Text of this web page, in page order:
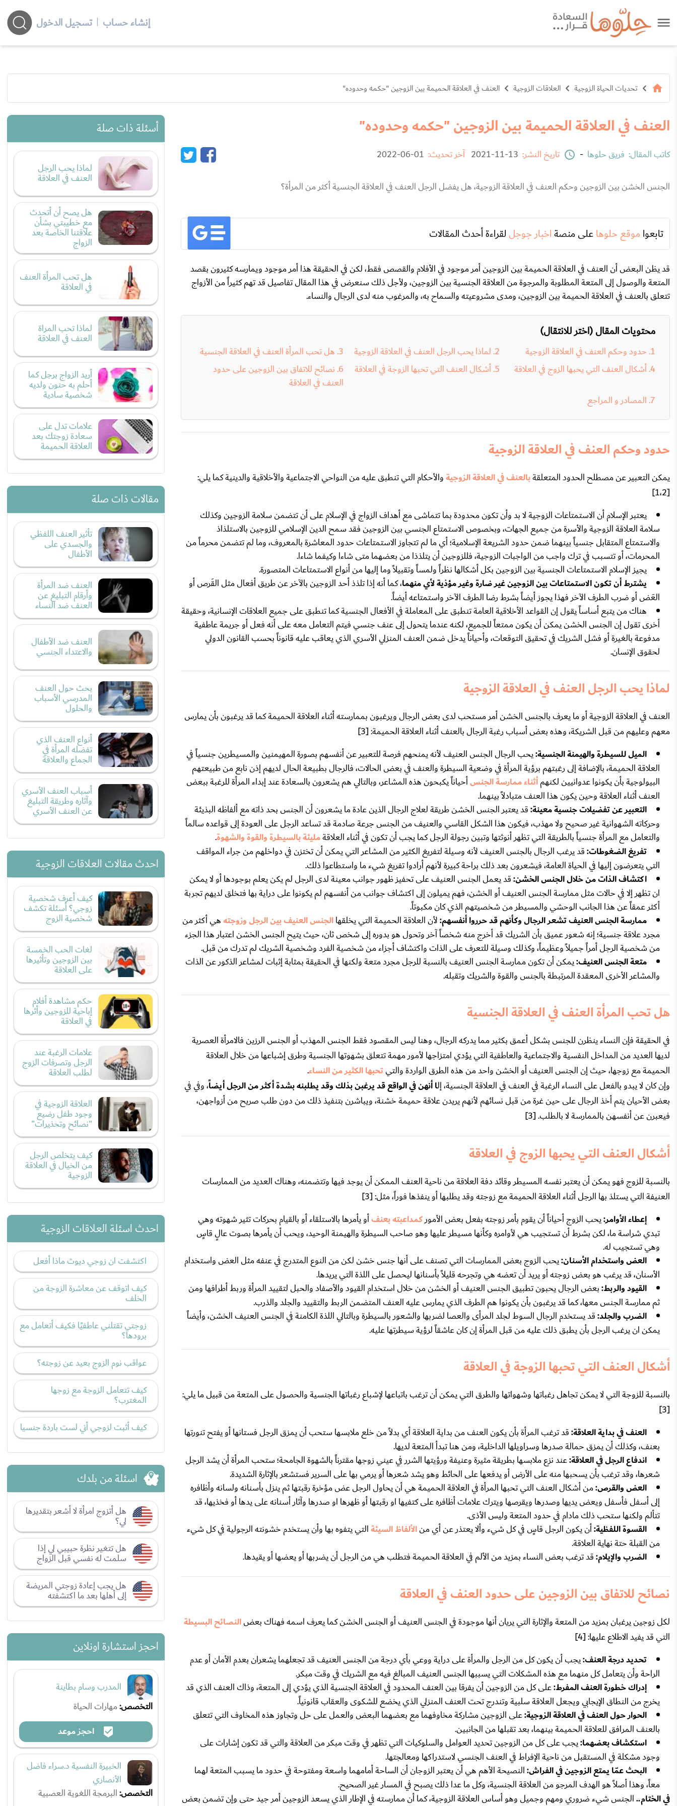
إنشاء حساب | تسجيل الدخول
تحديات الحياة الزوجية العلاقات الزوجية العنف في العلاقة الحميمة بين الزوجين "حكمه وحدوده"
العنف في العلاقة الحميمة بين الزوجين "حكمه وحدوده"
كاتب المقال: فريق حلوها - تاريخ النشر: 13-11-2021 آخر تحديث: 01-06-2022
الجنس الخشن بين الزوجين وحكم العنف في العلاقة الزوجية، هل يفضل الرجل العنف في العلاقة الجنسية أكثر من المرأة؟
تابعوا موقع حلوهاعلى منصةاخبار جوجل لقراءة أحدث المقالات
قد يظن البعض أن العنف في العلاقة الحميمة بين الزوجين أمر موجود في الأفلام والقصص فقط، لكن في الحقيقة هذا أمر موجود ويمارسه كثيرون بقصد
المتعة والوصول إلى المتعة المطلوبة والمرجوة من العلاقة الجنسية بين الزوجين، ولأجل ذلك سنعرض في هذا المقال تفاصيل قد تهم كثيراً من الأزواج
تتعلق بالعنف في العلاقة الحميمة بين الزوجين، ومدى مشروعيته والسماح به، والمرغوب منه لدى الرجال والنساء.
محتويات المقال (اختر للانتقال)
حدود وحكم العنف في العلاقة الزوجية لماذا يحب الرجل العنف في العلاقة الزوجية
هل تحب المرأة العنف في العلاقة الجنسية
أشكال العنف التي يحبها الزوج في العلاقة
أشكال العنف التي تحبها الزوجة في العلاقة
نصائح للاتفاق بين الزوجين على حدود
العنف في العلاقة
المصادر و المراجع
حدود وحكم العنف في العلاقة الزوجية
يمكن التعبير عن مصطلح الحدود المتعلقةبالعنف في العلاقة الزوجيةوالأحكام التي تنطبق عليه من النواحي الاجتماعية والأخلاقية والدينية كما يلي:
[1،2]
يعتبر الإسلام أن الاستمتاعات الزوجية لا بد وأن تكون محدودة بما تتماشى مع أهداف الزواج في الإسلام على أن تتضمن سلامة الزوجين وكذلك
سلامة العلاقة الزوجية والأسرة من جميع الجهات، وبخصوص الاستمتاع الجنسي بين الزوجين فقد سمح الدين الإسلامي للزوجين بالاستلذاذ
والاستمتاع المتقابل جنسياً بينهما ضمن حدود الشريعة الإسلامية؛ أي ما لم تتجاوز الاستمتاعات حدود المعاشرة بالمعروف، وما لم تتضمن محرماً من
المحرمات، أو تتسبب في ترك واجب من الواجبات الزوجية، فللزوجين أن يتلذذا من بعضهما متى شاءا وكيفما شاءا.
يجيز الإسلام الاستمتاعات الجنسية بين الزوجين بكل أشكالها نظراً ولمساً وتقبيلاً وما إليها من أنواع الاستمتاعات المتصورة.
يشترط أن تكون الاستمتاعات بين الزوجين غير ضارة وغير مؤذية لأي منهما، كما أنه إذا تلذذ أحد الزوجين بالآخر عن طريق أفعال مثل القَرص أو
العَض أو ضرب الطرف الآخر فهذا يجوز أيضاً بشرط رضا الطرف الآخر واستمتاعه أيضاً.
هناك من يتبع أساساً يقول إن القواعد الأخلاقية العامة تنطبق على المعاملة في الأفعال الجنسية كما تنطبق على جميع العلاقات الإنسانية، وحقيقة
أخرى تقول إن الجنس الخشن يمكن أن يكون ممتعاً للجميع، لكنه عندما يتحول إلى عنف جنسي فيتم التعامل معه على أنه فعل أو جريمة عاطفية
مدفوعة بالغيرة أو فشل الشريك في تحقيق التوقعات، وأحياناً يدخل ضمن العنف المنزلي الأسري الذي يعاقب عليه قانوناً بحسب القانون الدولي
لحقوق الإنسان.
لماذا يحب الرجل العنف في العلاقة الزوجية
العنف في العلاقة الزوجية أو ما يعرف بالجنس الخشن أمر مستحب لدى بعض الرجال ويرغبون بممارسته أثناء العلاقة الحميمة كما قد يرغبون بأن يمارس
معهم وعليهم من قبل الشريكة، وهذه بعض أسباب رغبة الرجال بالعنف أثناء العلاقة الحميمة: [3]
الميل للسيطرة والهيمنة الجنسية:يحب الرجال الجنس العنيف لأنه يمنحهم فرصة للتعبير عن أنفسهم بصورة المهيمنين والمسيطرين جنسياً في
العلاقة الحميمة، بالإضافة إلى رغبتهم برؤية المرأة في وضعية السيطرة والعنف في بعض الحالات، فالرجال بطبيعة الحال لديهم إذن نابع من طبيعتهم
البيولوجية بأن يكونوا عدوانيين لكنهمأثناء ممارسة الجنسأحياناً يكبحون هذه المشاعر، وبالتالي هم يشعرون بالسعادة عند إبداء المرأة للرغبة ببعض
العنف أثناء العلاقة وحين يكون هذا العنف متبادلاً بينهما.
التعبير عن تفضيلات جنسية معينة:قد يعتبر الجنس الخشن طريقة لعلاج الرجال الذين عادة ما يشعرون أن الجنس بحد ذاته مع ألفاظه البذيئة
وحركاته الشهوانية غير صحيح ولا مهذب، فيكون هذا الشكل القاسي والعنيف من الجنس جرعة صادمة قد تساعد الرجل على العودة إلى قواعده سالماً
والتعامل مع المرأة جنسياً بالطريقة التي تظهر أنوثتها وتبين رجولة الرجل كما يجب أن تكون في أثناء العلاقةمليئة بالسيطرة والقوة والشهوة.
تفريغ الضغوطات:قد يرغب الرجال بالجنس العنيف لأنه وسيلة لتفريغ الكثير من المشاعر التي يمكن أن تختزن في دواخلهم من جراء المواقف
التي يتعرضون إليها في الحياة العامة، فيشعرون بعد ذلك براحة كبيرة لأنهم أرادوا تفريغ شيء ما واستطاعوا ذلك.
اكتشاف الذات من خلال الجنس الخشن:قد يعمل الجنس العنيف على تحفيز ظهور جوانب معينة لدى الرجل لم يكن يعلم بوجودها أو لا يمكن
ان تظهر إلا في حالات مثل ممارسة الجنس العنيف أو الخشن، فهم يميلون إلى اكتشاف جوانب من أنفسهم لم يكونوا على دراية بها فتخلق لديهم تجربة
أكثر عمقاً عن هذا الجانب الوحشي والمسيطر من شخصيتهم الذي كان مكبوتاً.
ممارسة الجنس العنيف تشعر الرجال وكأنهم قد حرروا أنفسهم:لأن العلاقة الحميمة التي يخلقهاالجنس العنيف بين الرجل وزوجتههي أكثر من
مجرد علاقة جنسية؛ إنه شعور عميق بأن الشريك قد أخرج منه شخصاً آخر وتحول هو بدوره إلى شخص ثان، حيث يتيح الجنس الخشن اعتبار هذا الجزء
من شخصية الرجل أمراً جميلاً وعظيماً، وكذلك وسيلة للتعرف على الذات واكتشاف أجزاء من شخصية الفرد وشخصية الشريك لم تدرك من قبل.
متعة الجنس العنيف:يمكن أن تكون ممارسة الجنس العنيف بالنسبة للرجل مجرد متعة ولكنها في الحقيقة بمثابة إثبات لمشاعر الذكور عن الذات
والمشاعر الأخرى المعقدة المرتبطة بالجنس والقوة والشريك وتقبله.
هل تحب المرأة العنف في العلاقة الجنسية
في الحقيقة فإن النساء ينظرن للجنس بشكل أعمق بكثير مما يدركه الرجال، وهنا ليس المقصود فقط الجنس المهذب أو الجنس الرزين فالامرأة العصرية
لديها العديد من المداخل النفسية والاجتماعية والعاطفية التي يؤدي امتزاجها لأمور مهمة تتعلق بشهوتها الجنسية وطرق إشباعها من خلال العلاقة
الحميمة مع زوجها، حيث إن الجنس العنيف أو الخشن واحد من هذه الطرق الواردة والتيتحبها الكثير من النساء.
وإن كان لا يبدو بالفعل على النساء الرغبة في العنف في العلاقة الجنسية، إلا أنهن في الواقع قد يرغبن بذلك وقد يطلبنه بشدة أكثر من الرجل أيضاً، وفي في
بعض الأحيان يتم أخذ الرجال على حين غرة من قبل نسائهم لأنهم يريدن علاقة حميمة خشنة، ويباشرن بتنفيذ ذلك من دون طلب صريح من أزواجهن،
فيعبرن عن أنفسهن بالممارسة لا بالطلب. [3]
أشكال العنف التي يحبها الزوج في العلاقة
بالنسبة للزوج فهو يمكن أن يعتبر نفسه المسيطر وقائد دفة العلاقة من ناحية العنف الممكن أن يوجد فيها وتتضمنه، وهناك العديد من الممارسات
العنيفة التي يستلذ بها الرجل أثناء العلاقة الحميمة مع زوجته وقد يطلبها أو ينفذها فوراً، مثل: [3]
إعطاء الأوامر:يحب الزوج أحياناً أن يقوم بأمر زوجته بفعل بعض الأموركمداعبته بعنفأو يأمرها بالاستلقاء أو بالقيام بحركات تثير شهوته وهي
تبدي شراسة ما، لكن بشرط أن تستجيب هي لأوامره وكأنها مسيطر عليها وهو صاحب السيطرة والهيمنة الوحيد، ويحب أن يأمرها بصوت عالٍ قاسٍ
وهي تستجيب له.
العض واستخدام الأسنان:يحب الزوج بعض الممارسات التي تصنف على أنها جنس خشن لكن من النوع المتدرج في عنفه مثل العض واستخدام
الأسنان، قد يرغب هو بعض زوجته أو يريد أن تعضه هي وتجرحه قليلاً بأسنانها ليحصل على اللذة التي يريدها.
القيود والربط:بعض الرجال يحبون تطبيق الجنس العنيف أو الخشن من خلال استخدام القيود والأصفاد والحبل لتقييد المرأة وربط أطرافها ومن
ثم ممارسة الجنس معها، كما قد يرغبون بأن يكونوا هم الطرف الذي يمارس عليه العنف المتضمن الربط والتقييد والجلد والذرب.
الضرب والجلد:قد يستخدم الرجال السوط لجلد المرأى والعصا لضربها والشعور بالسيطرة وبالتالي اللذة الكامنة في الجنس العنيف الخشن، وأيضاً
يمكن ان يرغب الرجل بأن يطبق ذلك عليه من قبل المرأة إن كان عاشقاً لرؤية سيطرتها عليه.
أشكال العنف التي تحبها الزوجة في العلاقة
بالنسبة للزوجة التي لا يمكن تجاهل رغباتها وشهواتها والطرق التي يمكن أن ترغب باتباعها لإشباع رغباتها الجنسية والحصول على المتعة من قبيل ما يلي:
[3]
العنف في بداية العلاقة:قد ترغب المرأة بأن يكون العنف من بداية العلاقة أي بدلاً من خلع ملابسها ستحب أن يمزق الرجل فستانها أو يفتح تنورتها
بعنف، وكذلك أن يمزق حمالة صدرها وسراويلها الداخلية، ومن هنا تبدأ المتعة لديها.
اندفاع الرجل في العلاقة:عند نزع ملابسها بطريقة مثيرة وعنيفة ورؤيتها الشرر في عيني زوجها مقترناً بالشهوة الجامحة؛ ستحب المرأة أن يشد الرجل
شعرها، وقد ترغب بأن يسحبها منه على الأرض أو يدفعها على الحائط وهو يشد شعرها أو يرمي بها على السرير فستشعر بالإثارة الشديدة.
العض والقرص:من أشكال العنف التي تحبها المرأة في العلاقة الحميمة هي أن يحاول الرجل عض مؤخرة رقبتها ثم ينزل بأسنانه ولسانه وأظافره
إلى أسفل فأسفل ويعض يديها وصدرها ويقرصها ويترك علامات أظافره على كتفيها او رقبتها أو ظهرها او صدرها وآثار أسنانه على يدها أو فخذيها، قد
تتألم ولكنها ستحب ذلك مادام في حدود المتعة وليس الأذى.
القسوة اللفظية:أن يكون الرجل قاسٍ في كل شيء وألا يعتذر عن أي منالألفاظ السيئةالتي يتفوه بها وأن يستخدم خشونته الرجولية في كل شيء
من القبلة حتة نهاية العلاقة.
الضرب والإيلام:قد ترغب بعض النساء بمزيد من الألم في العلاقة الحميمة فتطلب هي من الرجل أن يضربها أو يعضها أو يقيدها.
نصائح للاتفاق بين الزوجين على حدود العنف في العلاقة
لكل زوجين يرغبان بمزيد من المتعة والإثارة التي يريان أنها موجودة في الجنس العنيف أو الجنس الخشن كما يعرف اسمه فهناك بعضالنصائح البسيطة
التي قد يفيد الاطلاع عليها: [4]
تحديد درجة العنف:يجب أن يكون كل من الرجل والمرأة على دراية ووعي بأي درجة من الجنس العنيف قد تجعلهما يشعران بعدم الأمان أو عدم
الراحة وأن يتعامل كل منهما مع هذه المشكلات التي يسببها الجنس العنيف المبالغ فيه مع الشريك في وقت مبكر.
إدراك خطورة العنف المفرط:على كل من الزوجين أن يفرقا بين العنف المحدود في العلاقة الجنسية الذي يؤدي إلى المتعة، وذاك العنف الذي قد
يخرج من النطاق الإيجابي ويجعل العلاقة سلبية وتندرج تحت العنف المنزلي الذي يخضع للشكوى والعقاب قانونياً.
الحوار حول العنف في العلاقة الزوجية:على الزوجين مشاركة مخاوفهما مع بعضهما البعض والعمل على حل وتجاوز هذه المخاوف التي تتعلق
بالعنف المرافق للعلاقة الحميمة بينهما، بعد تقبلها من الجانبين.
استكشاف بعضهما:يجب على كل من الزوجين تحديد العوامل والسلوكيات التي تظهر في وقت مبكر من العلاقة والتي قد تكون إشارات على
وجود مشكلة في المستقبل من ناحية الإفراط في العنف الجنسي لاستدراكها ومعالجتها.
البحث عمّا يمتع الزوجين في الفراش:النصيحة الأهم هي أن يعتبر الزوجان أن الساحة أمامهما واسعة ومفتوحة في حدود ما يسبب المتعة لهما
معاً، وهذا أصلاً هو الهدف المرجو من العلاقة الجنسية، وكل ما عدا ذلك يصبح في المسار غير الصحيح.
في الختام..الجنس شيء ضروري ومهم وجميل وهو أساس العلاقة الزوجية، كما أن ممارسته في الإطار الذي يسعد الزوجين أمر جيد حتى وإن تضمن بعض
أسئلة ذات صلة
لماذا يحب الرجل
العنف في العلاقة
هل يصح أن أتحدث
مع خطيبتي بشأن
علاقتنا الخاصة بعد
الزواج
هل تحب المرأة العنف
في العلاقة
لماذا تحب المراة
العنف في العلاقة
أريد الزواج برجل كما
أحلم به حنون ولديه
شخصية سادية
علامات تدل على
سعادة زوجتك بعد
العلاقة الحميمة
مقالات ذات صلة
تأثير العنف اللفظي
والجسدي على
الأطفال
العنف ضد المرأة
وأرقام التبليغ عن
العنف ضد النساء
العنف ضد الأطفال
والاعتداء الجنسي
بحث حول العنف
المدرسي الأسباب
والحلول
أنواع العنف الذي
تفضله المرأة في
الجماع والعلاقة
أسباب العنف الأسري
وآثاره وطريقة التبليغ
عن العنف الأسري
احدث مقالات العلاقات الزوجية
كيف أعرف شخصية
زوجي؟ أسئلة تكشف
شخصية الزوج
لغات الحب الخمسة
بين الزوجين وتأثيرها
على العلاقة
حكم مشاهدة أفلام
إباحية للزوجين وأثرها
في العلاقة
علامات الرغبة عند
الرجل وتصرفات الزوج
لطلب العلاقة
العلاقة الزوجية في
وجود طفل رضيع
"نصائح وتحذيرات"
كيف يتخلص الرجل
من الخيال في العلاقة
الزوجية
احدث اسئلة العلاقات الزوجية
اكتشفت ان زوجي ديوث ماذا أفعل
كيف اتوقف عن معاشرة الزوجة من
الخلف
زوجتي تقتلني عاطفيًا فكيف أتعامل مع
برودها؟
عواقب نوم الزوج بعيد عن زوجته؟
كيف تتعامل الزوجة مع زوجها
المغترب؟
كيف أثبت لزوجي أني لست باردة جنسيا
اسئلة من بلدك
هل أتزوج امرأة لا أشعر بتقديرها
لي؟
هل تتغير نظرة حبيبي لي إذا
سلمت له نفسي قبل الزواج
هل يجب إعادة زوجتي المريضة
إلى أهلها بعد ما اكتشفته
احجز استشارة اونلاين
المدرب وسام بطاينة
التخصص:مهارات الحياة
احجز موعد
الخبيرة النفسية د.سراء فاضل
الأنصاري
التخصص:البرمجة اللغوية العصبية